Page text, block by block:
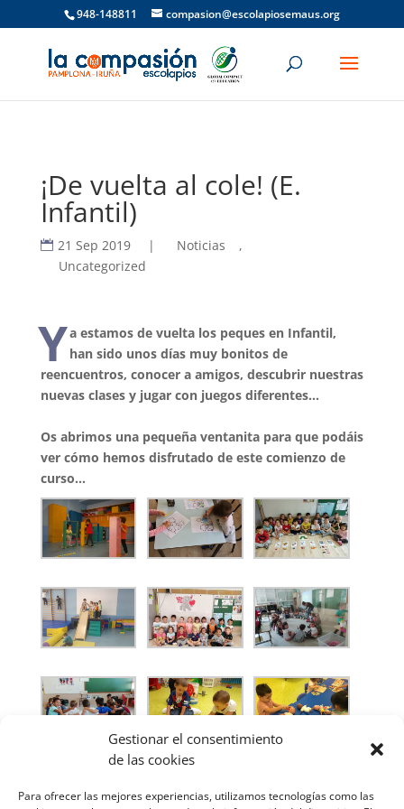
Gestionar el consentimiento
de las cookies
Para ofrecer las mejores experiencias, utilizamos tecnologías como las
948-148811 compasion@escolapiosemaus.org
¡De vuelta al cole! (E.
Infantil)
21 Sep 2019 | Noticias
,
Uncategorized
Ya estamos de vuelta los peques en Infantil,
han sido unos días muy bonitos de
reencuentros, conocer a amigos, descubrir nuestras
nuevas clases y jugar con juegos diferentes…
Os abrimos una pequeña ventanita para que podáis
ver cómo hemos disfrutado de este comienzo de
curso…